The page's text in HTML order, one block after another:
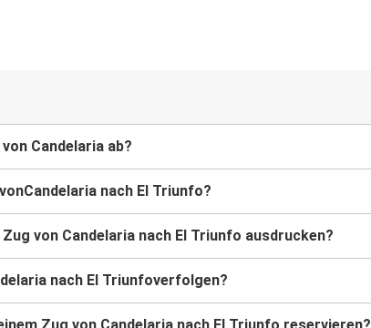
Candelaria ab?
nach El Triunfo?
von Candelaria nach El Triunfo ausdrucken?
nach El Triunfoverfolgen?
Zug von Candelaria nach El Triunfo reservieren?